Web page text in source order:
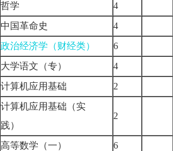
哲学
4
中国革命史
4
政治经济学（财经类）
6
大学语文（专）
4
计算机应用基础 2
计算机应用基础（实
践）
2
高等数学（一）
6